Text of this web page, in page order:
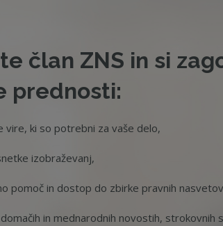
član ZNS in si
prednosti:
vire, ki so potrebni za vaše delo,
izobraževanj,
pomoč in dostop do zbirke pravnih
in mednarodnih novostih, strokovnih